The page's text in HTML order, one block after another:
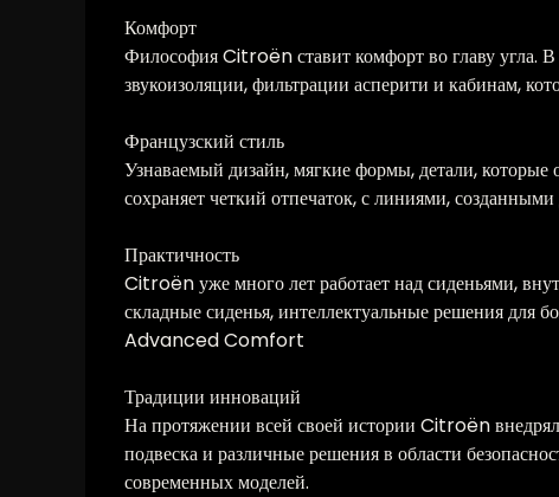
Комфорт
Философия Citroën ставит комфорт во главу
звукоизоляции, фильтрации асперити и кабинам,
Французский стиль
Узнаваемый дизайн, мягкие формы, детали,
сохраняет четкий отпечаток, с линиями,
Практичность
Citroën уже много лет работает над сиденьями,
складные сиденья, интеллектуальные решения для
Advanced Comfort
Традиции инноваций
На протяжении всей своей истории Citroën
подвеска и различные решения в области
современных моделей.